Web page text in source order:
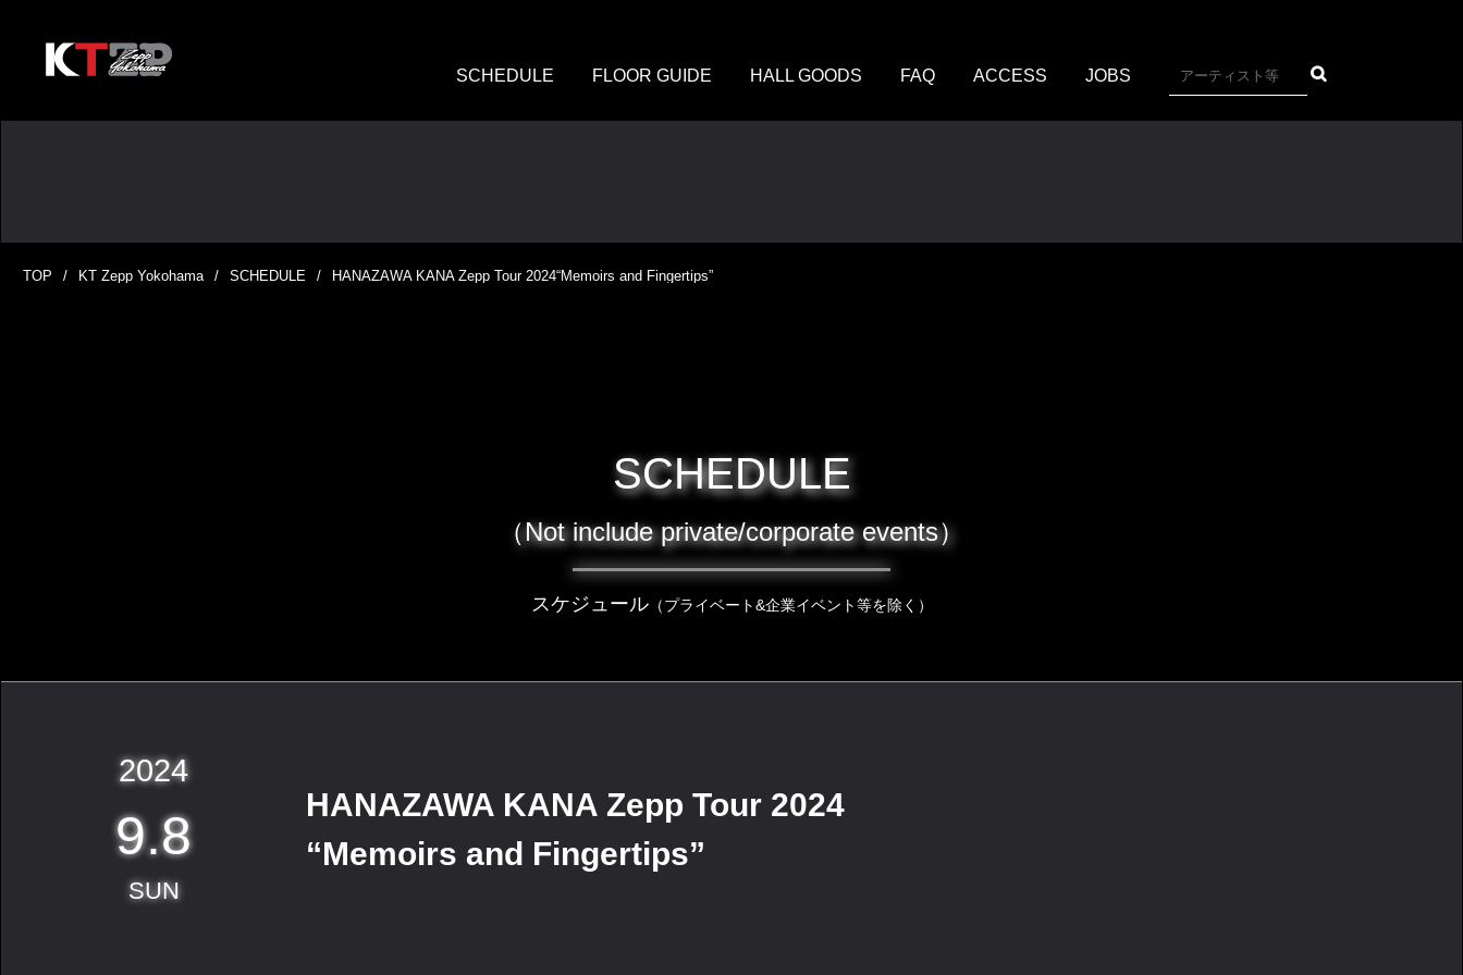
SCHEDULE FLOOR GUIDE HALL GOODS FAQ ACCESS JOBS
TOP KT Zepp Yokohama SCHEDULE HANAZAWA KANA Zepp Tour 2024“Memoirs and Fingertips”
SCHEDULE
（Not include private/corporate events）
スケジュール（プライベート&企業イベント等を除く）
2024
9.8
SUN
HANAZAWA KANA Zepp Tour 2024
“Memoirs and Fingertips”